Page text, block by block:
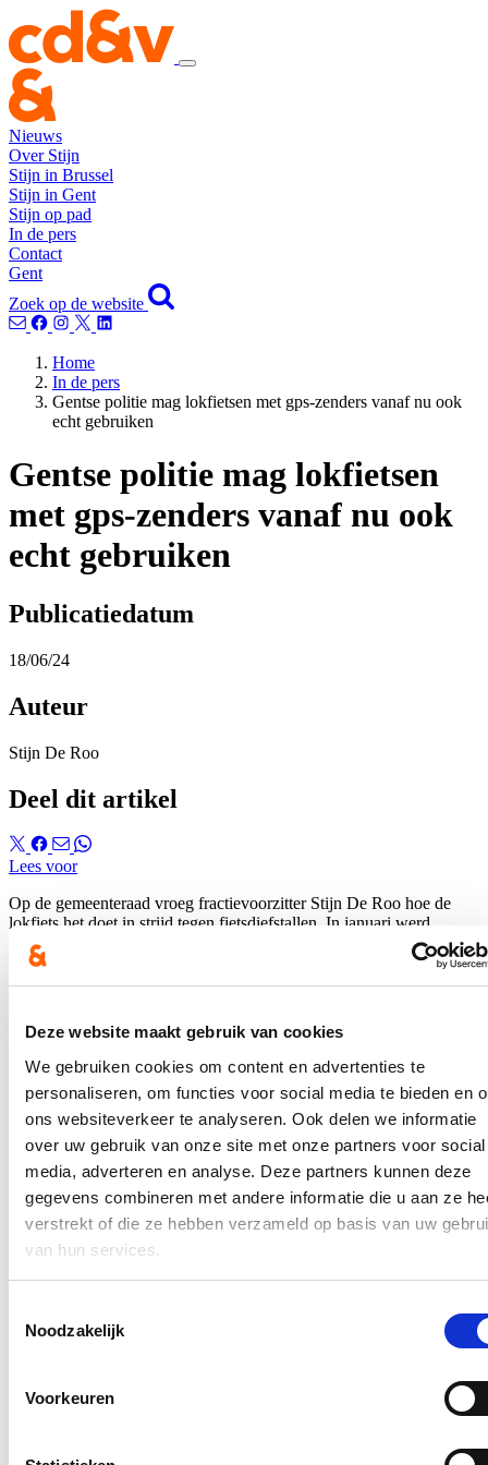
Deze website maakt gebruik van cookies
We gebruiken cookies om content en advertenties te
personaliseren, om functies voor social media te bieden en
ons websiteverkeer te analyseren. Ook delen we informatie
over uw gebruik van onze site met onze partners voor social
media, adverteren en analyse. Deze partners kunnen deze
gegevens combineren met andere informatie die u aan ze
verstrekt of die ze hebben verzameld op basis van uw
van hun services.
Noodzakelijk
Voorkeuren
Nieuws
Over Stijn
Stijn in Brussel
Stijn in Gent
Stijn op pad
In de pers
Contact
Gent
Zoek op de website
Home
In de pers
Gentse politie mag lokfietsen met gps-zenders vanaf nu ook
echt gebruiken
Gentse politie mag lokfietsen
met gps-zenders vanaf nu ook
echt gebruiken
Publicatiedatum
18/06/24
Auteur
Stijn De Roo
Deel dit artikel
Lees voor
Op de gemeenteraad vroeg fractievoorzitter Stijn De Roo hoe de
lokfiets het doet in strijd tegen fietsdiefstallen. In januari werd
namelijk aangekondigd dat die eindelijk terug gebruikt mag worden,
na een wetswijziging.
In de pers
Nieuwe speeltuin in Ter Durmenpark komt er nog
dit jaar
Speelzones in de buurt zijn belangrijke ontmoetingsplaatsen voor
kinderen, ouders en buurtbewoners. Ze dragen bij aan de
leefbaarheid van de wijk en bieden kinderen de mogelijkheid om
dicht bij huis veilig te spelen.
Berucht brugje waar bestuurders zich om de
12/07/26
onder de lage spoorwegbrug in de Spesbroekstraat in Wondelgem